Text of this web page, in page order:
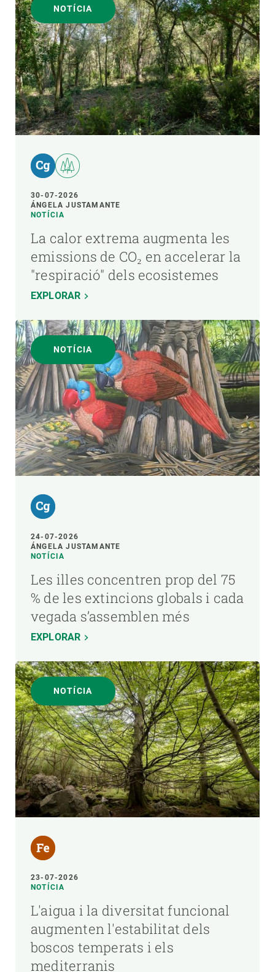
NOTÍCIA
30-07-2026
ÁNGELA JUSTAMANTE
NOTÍCIA
La calor extrema augmenta les
emissions de CO₂ en accelerar la
"respiració" dels ecosistemes
EXPLORAR
NOTÍCIA
24-07-2026
ÁNGELA JUSTAMANTE
NOTÍCIA
Les illes concentren prop del 75
% de les extincions globals i cada
vegada s’assemblen més
EXPLORAR
NOTÍCIA
23-07-2026
NOTÍCIA
L'aigua i la diversitat funcional
augmenten l'estabilitat dels
boscos temperats i els
mediterranis